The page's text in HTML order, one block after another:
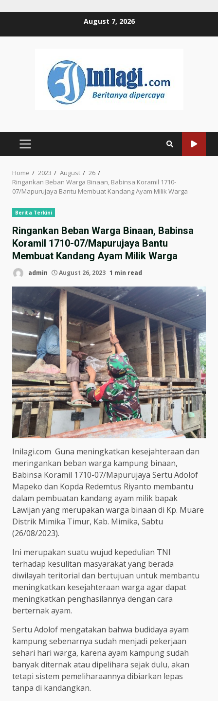
August 7, 2026
PRIMARY
Home 2023 August
26
Ringankan Beban Warga Binaan, Babinsa Koramil 1710-
07/Mapurujaya Bantu Membuat Kandang Ayam Milik Warga
Berita Terkini
Ringankan Beban Warga Binaan, Babinsa
Koramil 1710-07/Mapurujaya Bantu
Membuat Kandang Ayam Milik Warga
admin August 26, 2023 1 min read
Inilagi.com Guna meningkatkan kesejahteraan dan
meringankan beban warga kampung binaan,
Babinsa Koramil 1710-07/Mapurujaya Sertu Adolof
Mapeko dan Kopda Redemtus Riyanto membantu
dalam pembuatan kandang ayam milik bapak
Lawijan yang merupakan warga binaan di Kp. Muare
Distrik Mimika Timur, Kab. Mimika, Sabtu
(26/08/2023).
Ini merupakan suatu wujud kepedulian TNI
terhadap kesulitan masyarakat yang berada
diwilayah teritorial dan bertujuan untuk membantu
meningkatkan kesejahteraan warga agar dapat
meningkatkan penghasilannya dengan cara
berternak ayam.
Sertu Adolof mengatakan bahwa budidaya ayam
kampung sebenarnya sudah menjadi pekerjaan
sehari hari warga, karena ayam kampung sudah
banyak diternak atau dipelihara sejak dulu, akan
tetapi sistem pemeliharaannya dibiarkan lepas
tanpa di kandangkan.